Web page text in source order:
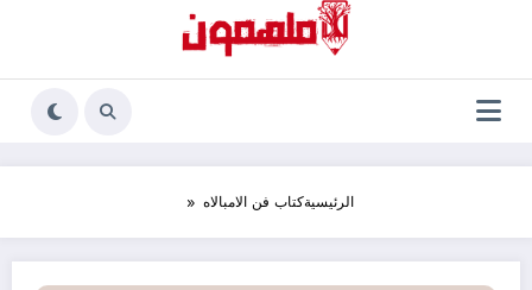
الرئيسيةكتاب فن الامبالاه